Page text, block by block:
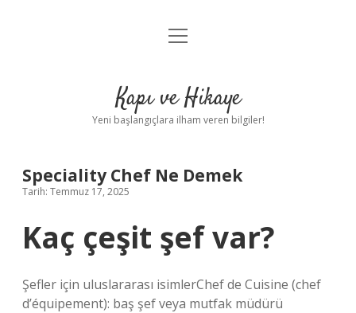
Anasayfa
Yasal Uyarı
menüyü
Kapı ve Hikaye
Yeni başlangıçlara ilham veren bilgiler!
Speciality Chef Ne Demek
Tarih: Temmuz 17, 2025
Kaç çeşit şef var?
Şefler için uluslararası isimlerChef de Cuisine (chef
d’équipement): baş şef veya mutfak müdürü